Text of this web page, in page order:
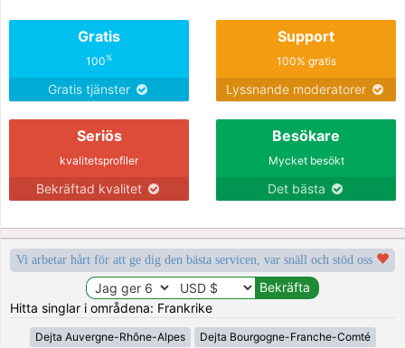
Gratis
100%
Gratis tjänster
Support
100% gratis
Lyssnande moderatorer
Seriös
kvalitetsprofiler
Bekräftad kvalitet
Besökare
Mycket besökt
Det bästa
Vi arbetar hårt för att ge dig den bästa servicen, var snäll och stöd oss
Hitta singlar i områdena: Frankrike
Dejta Auvergne-Rhône-Alpes Dejta Bourgogne-Franche-Comté